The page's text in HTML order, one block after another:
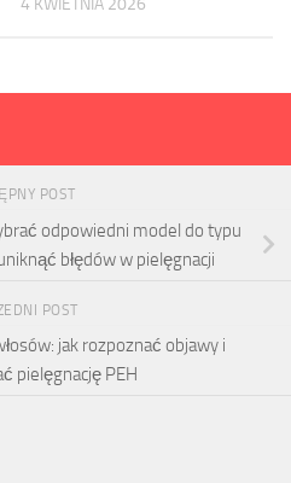
POST
odpowiedni model do typu
błędów w pielęgnacji
POST
jak rozpoznać objawy i
pielęgnację PEH